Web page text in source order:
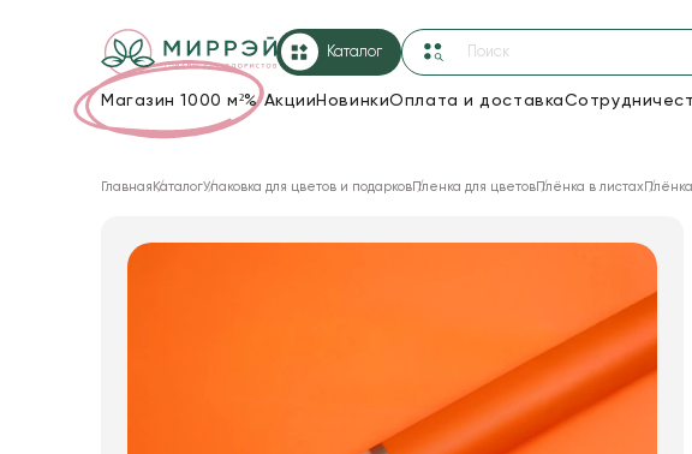
Каталог
Магазин 1000 м²%Акции НовинкиОплата и доставка
Корзины и плетеные изделия
Главная КаталогУпаковка для цветов и подарковПленка для цветовПлёнка в листах